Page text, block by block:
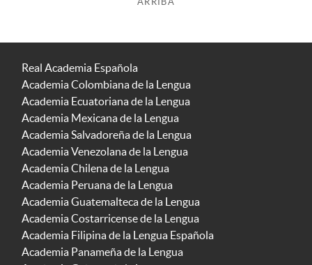
Real Academia Española
Academia Colombiana de la Lengua
Academia Ecuatoriana de la Lengua
Academia Mexicana de la Lengua
Academia Salvadoreña de la Lengua
Academia Venezolana de la Lengua
Academia Chilena de la Lengua
Academia Peruana de la Lengua
Academia Guatemalteca de la Lengua
Academia Costarricense de la Lengua
Academia Filipina de la Lengua Española
Academia Panameña de la Lengua